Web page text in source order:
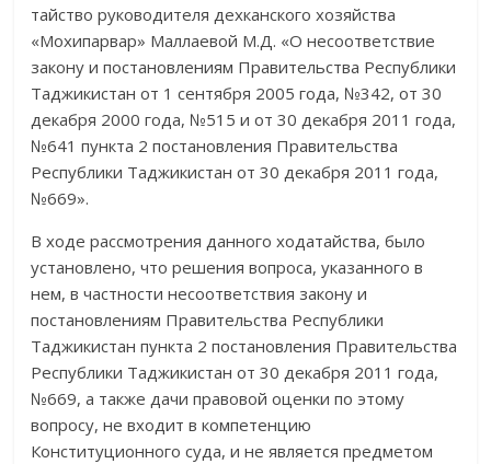
тайство руководителя дехканского хозяйства
«Мохипар­вар» Маллаевой М.Д. «О несоответствие
закону и постановлениям Прави­тельства Респуб­лики
Таджикистан от 1 сентября 2005 года, №342, от 30
декабря 2000 года, №515 и от 30 декабря 2011 года,
№641 пункта 2 постановления Прави­тельства
Республики Таджикистан от 30 декабря 2011 года,
№669».
В ходе рассмотрения данного ходатайства, было
установлено, что решения вопроса, указанного в
нем, в частности несоответствия закону и
постановлениям Правительства Республики
Таджикистан пункта 2 постанов­ления Правительства
Респуб­лики Таджикистан от 30 декабря 2011 года,
№669, а также дачи правовой оценки по этому
вопросу, не входит в компетенцию
Конституционного суда, и не является предметом